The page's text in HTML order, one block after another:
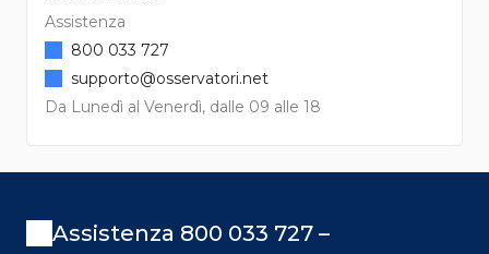
Assistenza
Da Lunedì al Venerdì, dalle 09 alle 18
800 033 727
supporto@osservatori.net
Assistenza 800 033 727 –